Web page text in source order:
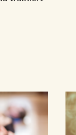
trainiert